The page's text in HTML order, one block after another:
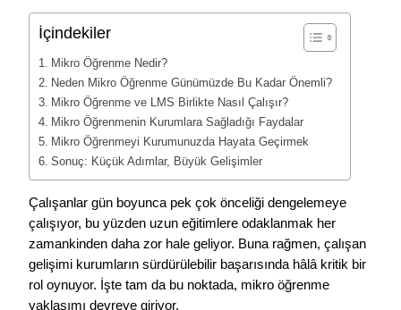
İçindekiler
Mikro Öğrenme Nedir?
Neden Mikro Öğrenme Günümüzde Bu Kadar Önemli?
Mikro Öğrenme ve LMS Birlikte Nasıl Çalışır?
Mikro Öğrenmenin Kurumlara Sağladığı Faydalar
Mikro Öğrenmeyi Kurumunuzda Hayata Geçirmek
Sonuç: Küçük Adımlar, Büyük Gelişimler
Çalışanlar gün boyunca pek çok önceliği dengelemeye
çalışıyor, bu yüzden uzun eğitimlere odaklanmak her
zamankinden daha zor hale geliyor. Buna rağmen, çalışan
gelişimi kurumların sürdürülebilir başarısında hâlâ kritik bir
rol oynuyor. İşte tam da bu noktada, mikro öğrenme
yaklaşımı devreye giriyor.